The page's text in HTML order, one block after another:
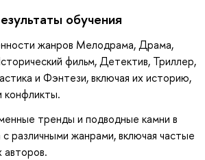
обучения
жанров Мелодрама, Драма,
фильм, Детектив, Триллер,
и Фэнтези, включая их историю,
конфликты.
тренды и подводные камни в
различными жанрами, включая частые